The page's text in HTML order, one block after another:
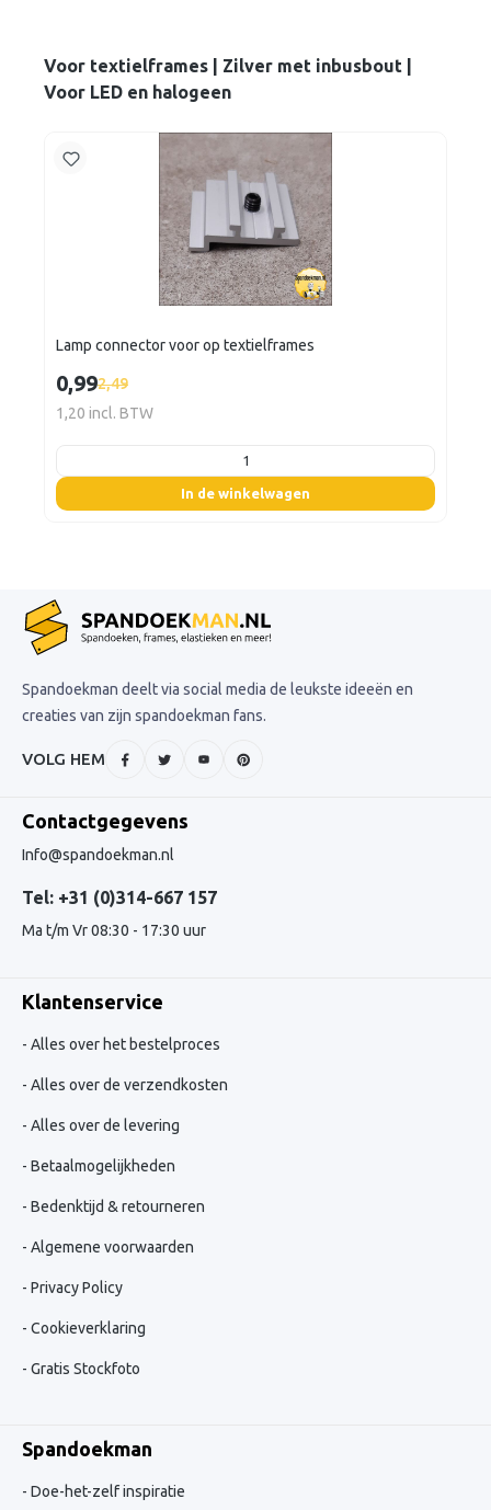
Voor textielframes | Zilver met inbusbout |
Voor LED en halogeen
Lamp connector voor op textielframes
0,992,49
1,20 incl. BTW
In de winkelwagen
Spandoekman deelt via social media de leukste ideeën en
creaties van zijn spandoekman fans.
VOLG HEM
Contactgegevens
Info@spandoekman.nl
Tel: +31 (0)314-667 157
Ma t/m Vr 08:30 - 17:30 uur
Klantenservice
Alles over het bestelproces
Alles over de verzendkosten
Alles over de levering
Betaalmogelijkheden
Bedenktijd & retourneren
Algemene voorwaarden
Privacy Policy
Cookieverklaring
Gratis Stockfoto
Spandoekman
Doe-het-zelf inspiratie